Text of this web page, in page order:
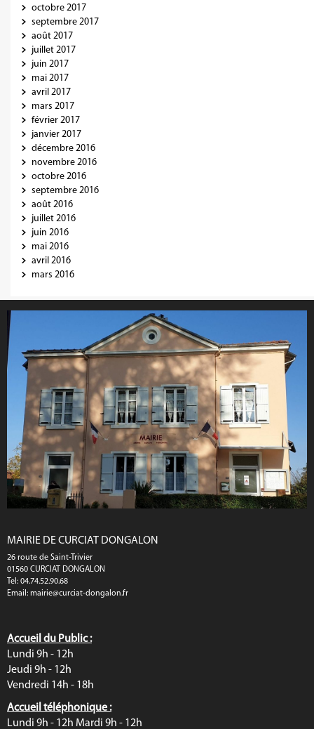
octobre 2017
septembre 2017
août 2017
juillet 2017
juin 2017
mai 2017
avril 2017
mars 2017
février 2017
janvier 2017
décembre 2016
novembre 2016
octobre 2016
septembre 2016
août 2016
juillet 2016
juin 2016
mai 2016
avril 2016
mars 2016
MAIRIE DE CURCIAT DONGALON
26 route de Saint-Trivier
01560 CURCIAT DONGALON
Tel: 04.74.52.90.68
Email: mairie@curciat-dongalon.fr
Accueil du Public :
Lundi 9h - 12h
Jeudi 9h - 12h
Vendredi 14h - 18h
Accueil téléphonique :
Lundi 9h - 12h Mardi 9h - 12h